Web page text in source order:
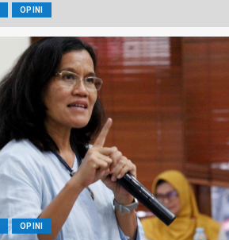
OPINI
OPINI